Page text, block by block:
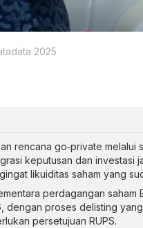
2025
rencana go‑private melalui
keputusan dan investasi
likuiditas saham yang
perdagangan saham
dengan proses delisting
persetujuan RUPS.